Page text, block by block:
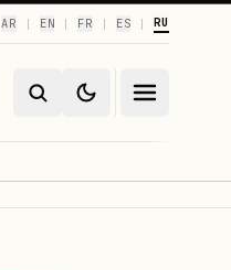
AR | EN | FR | ES | RU